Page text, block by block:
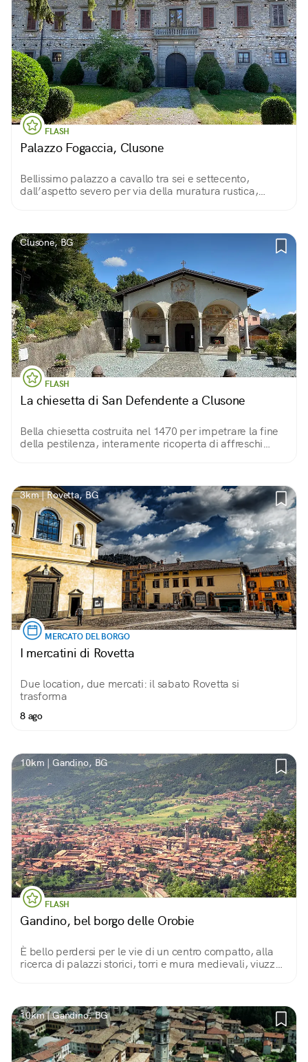
FLASH
Palazzo Fogaccia, Clusone
Bellissimo palazzo a cavallo tra sei e settecento,
dall’aspetto severo per via della muratura rustica,
Clusone, BG
FLASH
La chiesetta di San Defendente a Clusone
Bella chiesetta costruita nel 1470 per impetrare la fine
della pestilenza, interamente ricoperta di affreschi
3km | Rovetta, BG
MERCATO DEL BORGO
I mercatini di Rovetta
Due location, due mercati: il sabato Rovetta si
trasforma
8 ago
10km | Gandino, BG
FLASH
Gandino, bel borgo delle Orobie
È bello perdersi per le vie di un centro compatto, alla
ricerca di palazzi storici, torri e mura medievali, viuzze,
10km | Gandino, BG